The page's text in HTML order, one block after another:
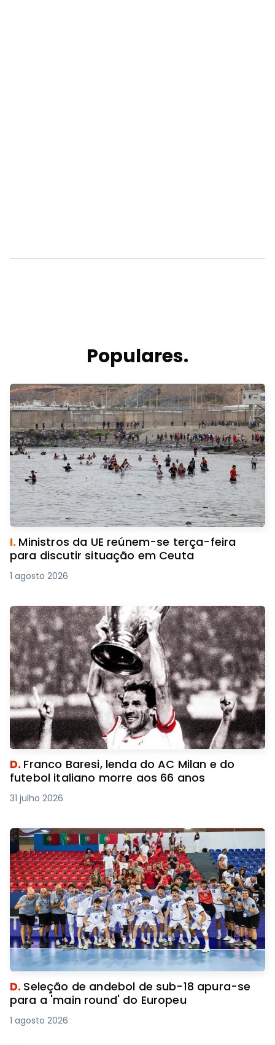
Populares.
I. Ministros da UE reúnem-se terça-feira
para discutir situação em Ceuta
1 agosto 2026
D. Franco Baresi, lenda do AC Milan e do
futebol italiano morre aos 66 anos
31 julho 2026
D. Seleção de andebol de sub-18 apura-se
para a 'main round' do Europeu
1 agosto 2026